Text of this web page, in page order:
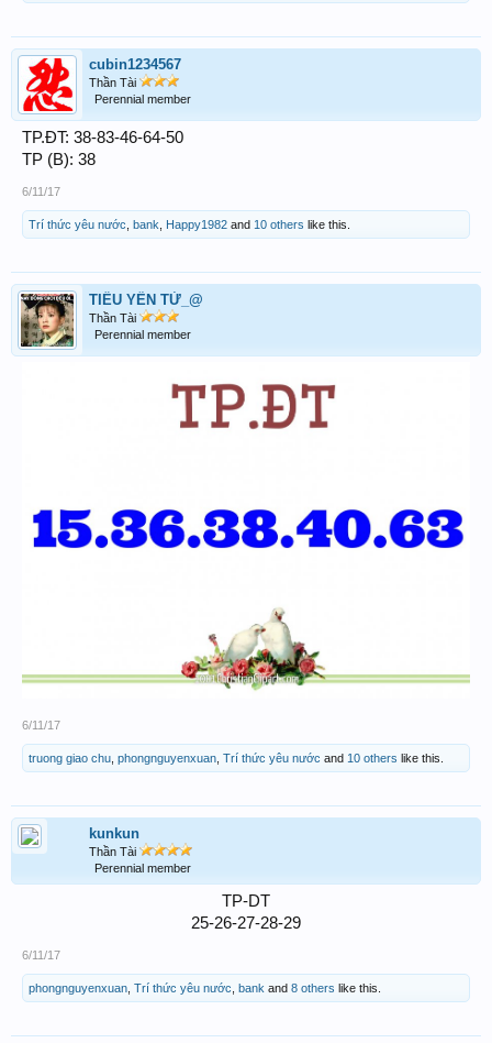
cubin1234567
Thần Tài
Perennial member
TP.ĐT: 38-83-46-64-50
TP (B): 38
6/11/17
Trí thức yêu nước bank Happy1982 and 10 others like this.
TIỂU YẾN TỬ_@
Thần Tài
Perennial member
6/11/17
truong giao chu phongnguyenxuan Trí thức yêu nước and 10 others like this.
kunkun
Thần Tài
Perennial member
TP-DT
25-26-27-28-29​
6/11/17
phongnguyenxuan Trí thức yêu nước bank and 8 others like this.